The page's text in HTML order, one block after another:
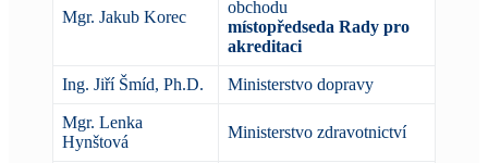
Mgr. Jakub Korec
obchodu
místopředseda Rady pro
akreditaci
Ing. Jiří Šmíd, Ph.D. Ministerstvo dopravy
Mgr. Lenka
Hynštová
Ministerstvo zdravotnictví